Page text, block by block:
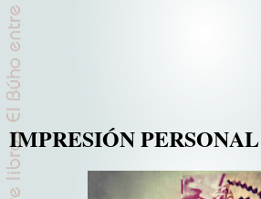
IMPRESIÓN PERSONAL